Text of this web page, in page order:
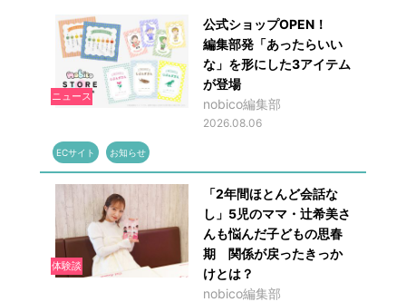
ニュース
公式ショップOPEN！
編集部発「あったらいい
な」を形にした3アイテム
が登場
nobico編集部
2026.08.06
ECサイト お知らせ
体験談
「2年間ほとんど会話な
し」5児のママ・辻希美さ
んも悩んだ子どもの思春
期 関係が戻ったきっか
けとは？
nobico編集部